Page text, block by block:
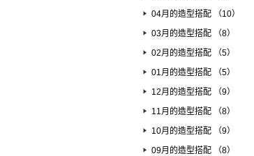
04月的造型搭配 （10）
03月的造型搭配 （8）
02月的造型搭配 （5）
01月的造型搭配 （5）
12月的造型搭配 （9）
11月的造型搭配 （8）
10月的造型搭配 （9）
09月的造型搭配 （8）